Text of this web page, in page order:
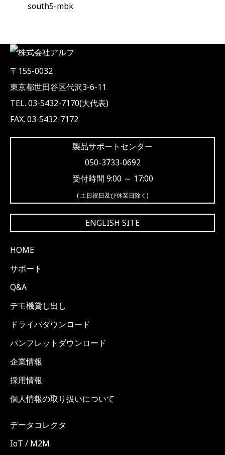
south5-mbk
〒155-0032
東京都世田谷区代沢3-6-11
TEL. 03-5432-7170(大代表)
FAX. 03-5432-7172
製品サポートセンター
050-3733-0692
受付時間 9:00 ～ 17:00
( 土日祝日及び休業日除く)
ENGLISH SITE
HOME
サポート
Q&A
デモ機貸し出し
ドライバダウンロード
パンフレットダウンロード
企業情報
採用情報
個人情報の取り扱いについて
データコレクタ
IoT / M2M